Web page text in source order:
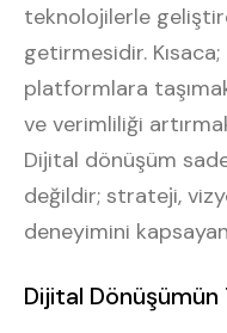
teknolojilerle
getirmesidir.
platformlara
ve verimliliği
Dijital dönüşüm
değildir; strateji,
deneyimini
Dijital